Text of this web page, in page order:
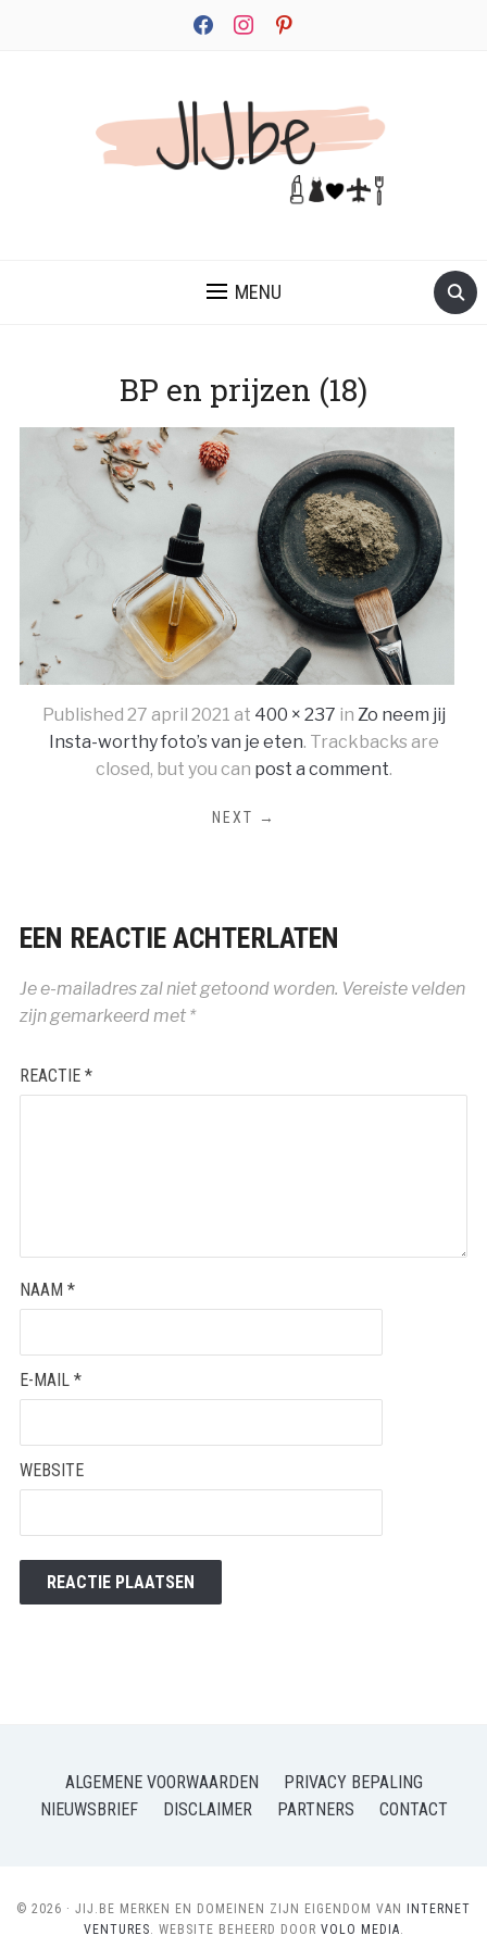
facebookinstagrampinterest
MENU
BP en prijzen (18)
Published 27 april 2021 at 400 × 237 in Zo neem jij
Insta-worthy foto’s van je eten. Trackbacks are
closed, but you can post a comment.
NEXT →
EEN REACTIE ACHTERLATEN
Je e-mailadres zal niet getoond worden. Vereiste velden
zijn gemarkeerd met *
REACTIE *
NAAM *
E-MAIL *
WEBSITE
ALGEMENE VOORWAARDEN
PRIVACY BEPALING
NIEUWSBRIEF
DISCLAIMER PARTNERS CONTACT
© 2026 · JIJ.BE MERKEN EN DOMEINEN ZIJN EIGENDOM VAN
INTERNET
VENTURES. WEBSITE BEHEERD DOOR VOLO MEDIA.